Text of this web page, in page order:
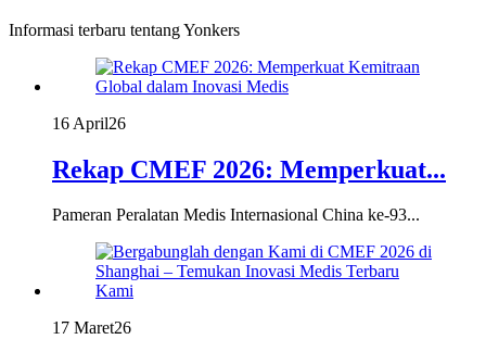
Informasi terbaru tentang Yonkers
16 April26
Rekap CMEF 2026: Memperkuat...
Pameran Peralatan Medis Internasional China ke-93...
17 Maret26